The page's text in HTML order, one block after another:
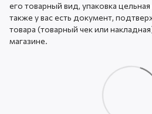
его товарный вид, упаковка
также у вас есть документ,
товара (товарный чек или
магазине.